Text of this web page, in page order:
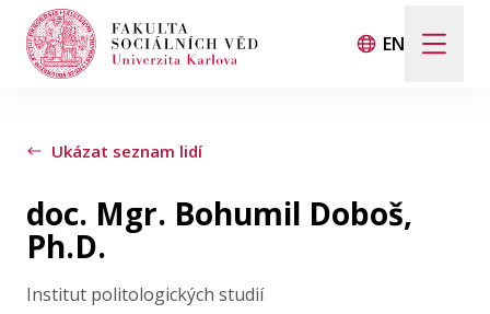
EN
Hledat
Když jsou k dispozici výsledky z našeptávače,
Události
Projekty
Ukázat seznam lidí
doc. Mgr. Bohumil Doboš,
Ph.D.
Institut politologických studií